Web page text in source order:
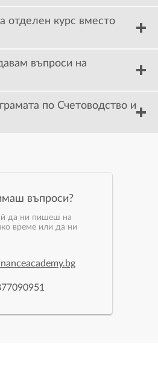
отделен курс вместо
въпроси на
по Счетоводство и
въпроси?
да ни пишеш на
време или да ни